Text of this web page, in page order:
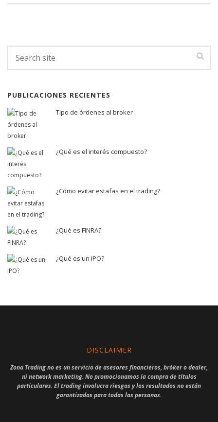
PUBLICACIONES RECIENTES
Tipo de órdenes al broker
¿Qué es el interés compuesto?
¿Cómo evitar estafas en el trading?
¿Qué es FINRA?
¿Qué es un IPO?
DISCLAIMER
Zona Trading no es un servicio de asesores financieros, bróker o dealer,
ni network marketing. No promocionamos la compra de títulos
particulares. El trading involucra riesgos y los resultados no están
garantizados para todas las personas.